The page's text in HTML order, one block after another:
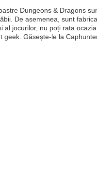
Dungeons & Dragons
De asemenea, sunt
al jocurilor, nu poți rata
geek. Găsește-le la